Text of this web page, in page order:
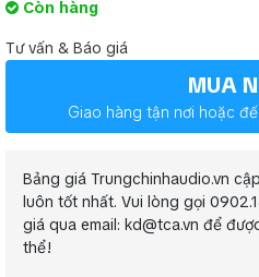
Còn hàng
Tư vấn & Báo giá
MUA
Giao hàng tận nơi hoặc
Bảng giá Trungchinhaudio.vn
luôn tốt nhất. Vui lòng gọi
giá qua email: kd@tca.vn để
thể!